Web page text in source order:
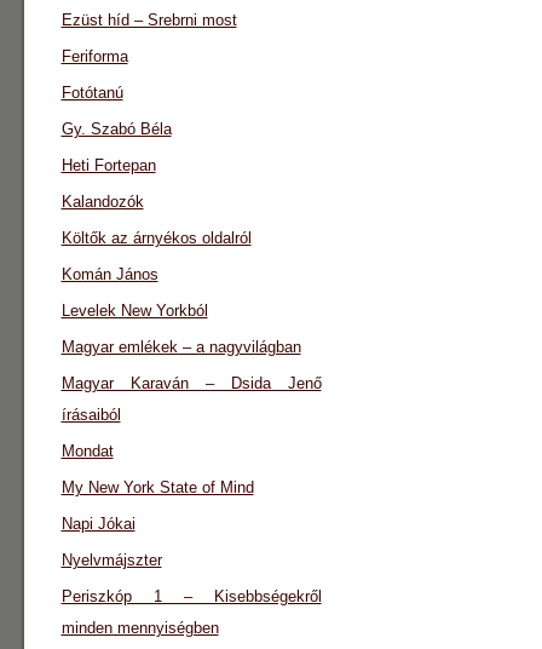
Ezüst híd – Srebrni most
Feriforma
Fotótanú
Gy. Szabó Béla
Heti Fortepan
Kalandozók
Költők az árnyékos oldalról
Komán János
Levelek New Yorkból
Magyar emlékek – a nagyvilágban
Magyar Karaván – Dsida Jenő
írásaiból
Mondat
My New York State of Mind
Napi Jókai
Nyelvmájszter
Periszkóp 1 – Kisebbségekről
minden mennyiségben